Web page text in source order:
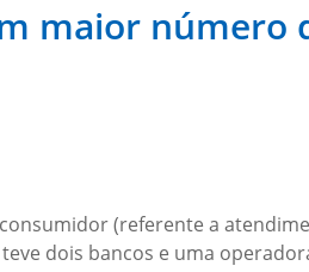
maior número
(referente a
dois bancos e uma